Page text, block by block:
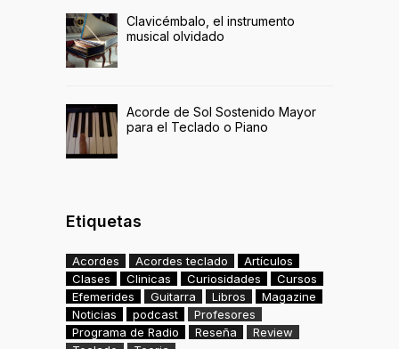
Clavicémbalo, el instrumento
musical olvidado
Acorde de Sol Sostenido Mayor
para el Teclado o Piano
Etiquetas
Acordes Acordes teclado
Artículos
Clases
Clinicas Curiosidades
Cursos
Efemerides
Guitarra Libros
Magazine
Noticias
podcast
Profesores
Programa de Radio
Reseña
Review